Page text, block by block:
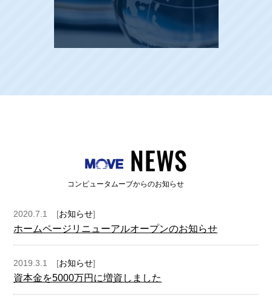
NEWS
コンピュータムーブからのお知らせ
2020.7.1 [お知らせ]
ホームページリニューアルオープンのお知らせ
2019.3.1 [お知らせ]
資本金を5000万円に増資しました